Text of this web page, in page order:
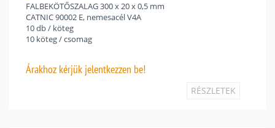
FALBEKÖTŐSZALAG 300 x 20 x 0,5 mm
CATNIC 90002 E, nemesacél V4A
10 db / köteg
10 köteg / csomag
Árakhoz kérjük jelentkezzen be!
RÉSZLETEK